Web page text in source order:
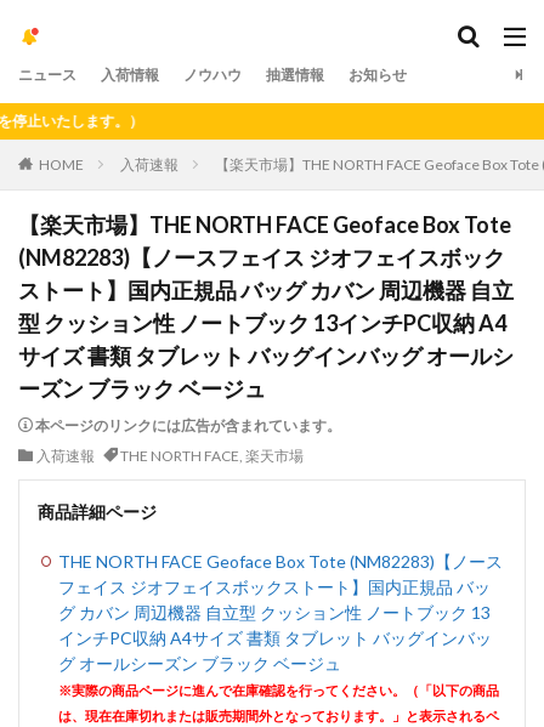
ニュース 入荷情報 ノウハウ 抽選情報 お知らせ
たします。）
HOME 入荷速報 【楽天市場】THE NORTH FACE Geoface Box
【楽天市場】THE NORTH FACE Geoface Box Tote
(NM82283)【ノースフェイス ジオフェイスボック
ストート】国内正規品 バッグ カバン 周辺機器 自立
型 クッション性 ノートブック 13インチPC収納 A4
サイズ 書類 タブレット バッグインバッグ オールシ
ーズン ブラック ベージュ
本ページのリンクには広告が含まれています。
入荷速報
THE NORTH FACE, 楽天市場
商品詳細ページ
THE NORTH FACE Geoface Box Tote (NM82283)【ノース
フェイス ジオフェイスボックストート】国内正規品 バッ
グ カバン 周辺機器 自立型 クッション性 ノートブック 13
インチPC収納 A4サイズ 書類 タブレット バッグインバッ
グ オールシーズン ブラック ベージュ
※実際の商品ページに進んで在庫確認を行ってください。（「以下の商品
は、現在在庫切れまたは販売期間外となっております。」と表示されるペ